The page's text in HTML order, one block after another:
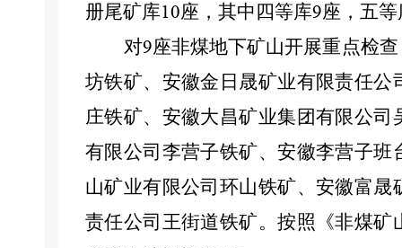
册尾矿库10座，其中四等库9座，五等
对9座非煤地下矿山开展重点检
坊铁矿、安徽金日晟矿业有限责任
庄铁矿、安徽大昌矿业集团有限公
有限公司李营子铁矿、安徽李营子
山矿业有限公司环山铁矿、安徽富
责任公司王街道铁矿。按照《非煤